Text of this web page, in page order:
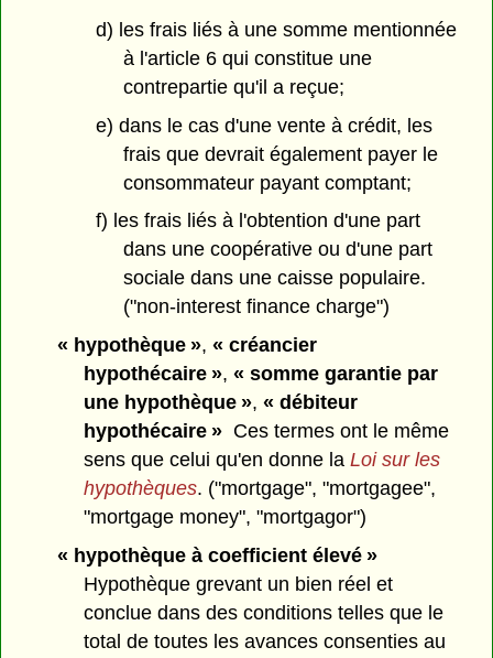
d) les frais liés à une somme mentionnée
à l'article 6 qui constitue une
contrepartie qu'il a reçue;
e) dans le cas d'une vente à crédit, les
frais que devrait également payer le
consommateur payant comptant;
f) les frais liés à l'obtention d'une part
dans une coopérative ou d'une part
sociale dans une caisse populaire.
("non-interest finance charge")
« hypothèque », « créancier
hypothécaire », « somme garantie par
une hypothèque », « débiteur
hypothécaire » Ces termes ont le même
sens que celui qu'en donne laLoi sur les
hypothèques. ("mortgage", "mortgagee",
"mortgage money", "mortgagor")
« hypothèque à coefficient élevé »
Hypothèque grevant un bien réel et
conclue dans des conditions telles que le
total de toutes les avances consenties au